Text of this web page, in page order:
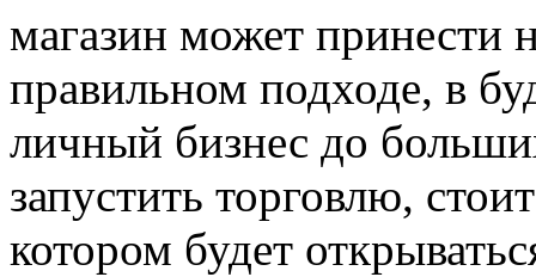
магазин может принести
правильном подходе, в
личный бизнес до
запустить торговлю,
котором будет